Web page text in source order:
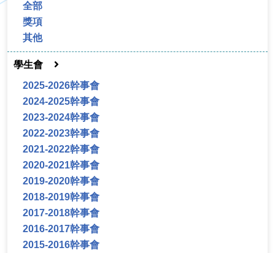
全部
獎項
其他
學生會
2025-2026幹事會
2024-2025幹事會
2023-2024幹事會
2022-2023幹事會
2021-2022幹事會
2020-2021幹事會
2019-2020幹事會
2018-2019幹事會
2017-2018幹事會
2016-2017幹事會
2015-2016幹事會